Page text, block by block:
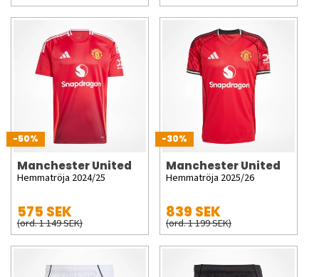
-50%
Manchester United
Hemmatröja 2024/25
575 SEK
(ord. 1 149 SEK)
-30%
Manchester United
Hemmatröja 2025/26
839 SEK
(ord. 1 199 SEK)